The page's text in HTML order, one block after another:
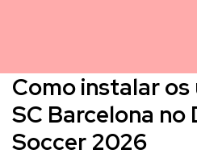
Como instalar
SC Barcelona no
Soccer 2026